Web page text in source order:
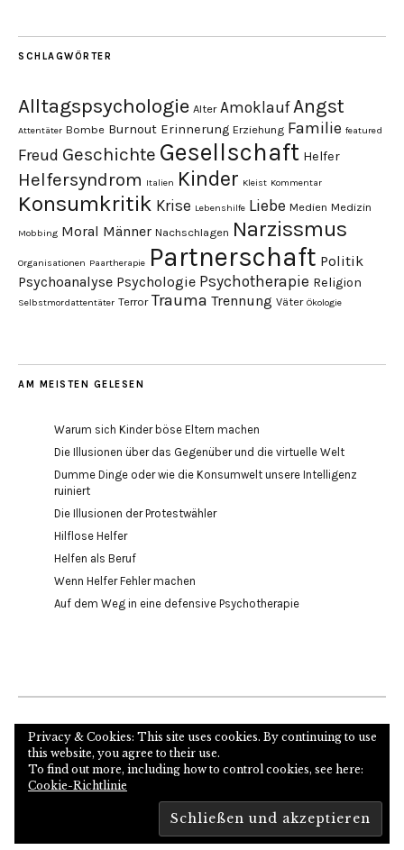
SCHLAGWÖRTER
Alltagspsychologie Alter Amoklauf Angst
Attentäter Bombe Burnout Erinnerung Erziehung Familie featured
Freud Geschichte Gesellschaft Helfer
Helfersyndrom Italien Kinder Kleist Kommentar
Konsumkritik Krise Lebenshilfe Liebe Medien Medizin
Mobbing Moral Männer Nachschlagen Narzissmus
Organisationen Paartherapie Partnerschaft Politik
Psychoanalyse Psychologie Psychotherapie Religion
Selbstmordattentäter Terror Trauma Trennung Väter Ökologie
AM MEISTEN GELESEN
Warum sich Kinder böse Eltern machen
Die Illusionen über das Gegenüber und die virtuelle Welt
Dumme Dinge oder wie die Konsumwelt unsere Intelligenz
ruiniert
Die Illusionen der Protestwähler
Hilflose Helfer
Helfen als Beruf
Wenn Helfer Fehler machen
Auf dem Weg in eine defensive Psychotherapie
Internetseite des Autors und Psychoanalytikers
Proudly powered byWordPress
Theme: Zuki vonElmastudio
Privacy & Cookies: This site uses cookies. By continuing to use
this website, you agree to their use.
To find out more, including how to control cookies, see here:
Cookie-Richtlinie